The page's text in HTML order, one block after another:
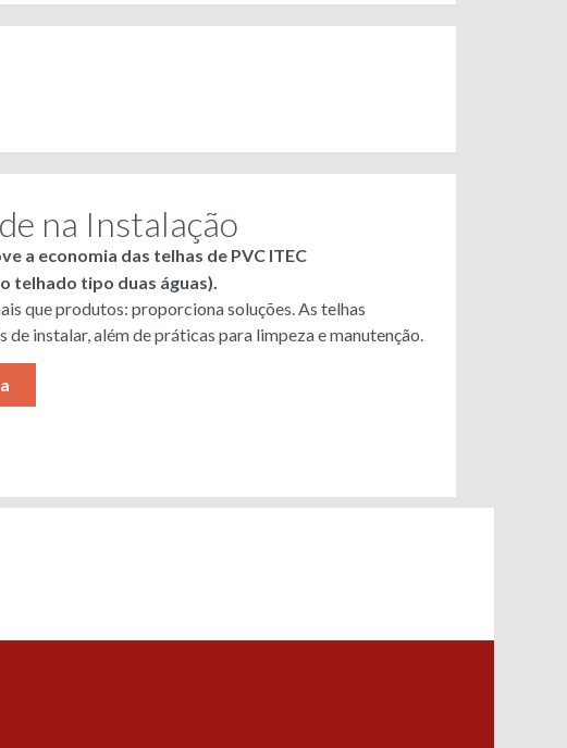
na Instalação
a economia das telhas de PVC ITEC
telhado tipo duas águas).
que produtos: proporciona soluções. As telhas
de instalar, além de práticas para limpeza e manutenção.